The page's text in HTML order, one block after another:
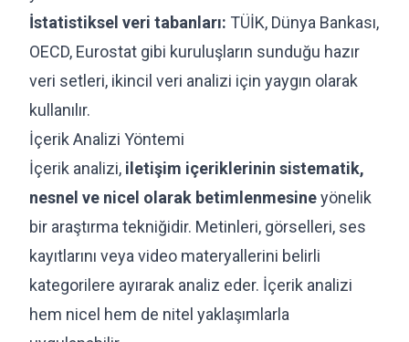
İstatistiksel veri tabanları: TÜİK, Dünya Bankası,
OECD, Eurostat gibi kuruluşların sunduğu hazır
veri setleri, ikincil veri analizi için yaygın olarak
kullanılır.
İçerik Analizi Yöntemi
İçerik analizi, iletişim içeriklerinin sistematik,
nesnel ve nicel olarak betimlenmesineyönelik
bir araştırma tekniğidir. Metinleri, görselleri, ses
kayıtlarını veya video materyallerini belirli
kategorilere ayırarak analiz eder. İçerik analizi
hem nicel hem de nitel yaklaşımlarla